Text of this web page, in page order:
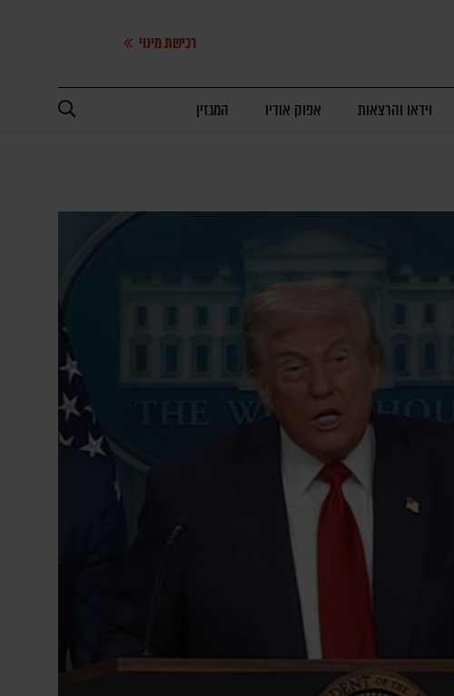
רכישת מינוי
וידאו והרצאות אפוק אודיו המגזין